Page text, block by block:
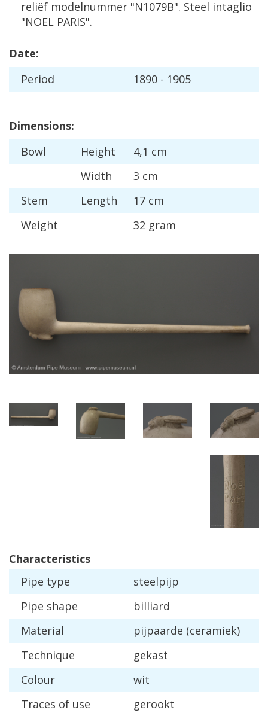
reliëf modelnummer "N1079B". Steel intaglio
"NOEL PARIS".
Date:
Period
1890 - 1905
Dimensions:
Bowl
Height 4,1 cm
Width
3 cm
Stem
Length 17 cm
Weight
32 gram
Characteristics
Pipe type
steelpijp
Pipe shape
billiard
Material
pijpaarde (ceramiek)
Technique
gekast
Colour
wit
Traces of use gerookt